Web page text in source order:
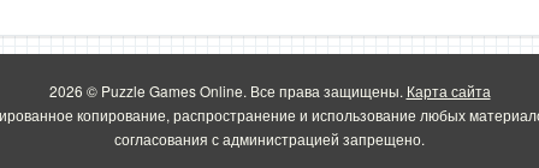
2026 © Puzzle Games Online. Все права защищены. Карта сайта
копирование, распространение и использование любых
согласования с администрацией запрещено.